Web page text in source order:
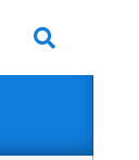
Buscar